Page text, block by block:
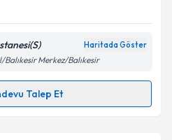
işlenmesine ilişkinAydınlatma
kabul ediyorum.
Haritada Göster
Balıkesir Merkez/Balıkesir
Talep Et
Talebi